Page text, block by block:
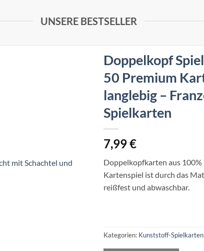
UNSERE BESTSELLER
Doppelkopf
50 Premium
langlebig –
Spielkarten
7,99€
Doppelkopfkarten aus
Kartenspiel ist durch das
reißfest und abwaschbar.
Kategorien: Kunststoff-Spielkarten,